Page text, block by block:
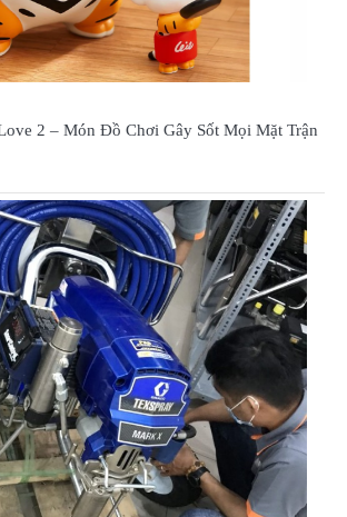
2 – Món Đồ Chơi Gây Sốt Mọi Mặt Trận